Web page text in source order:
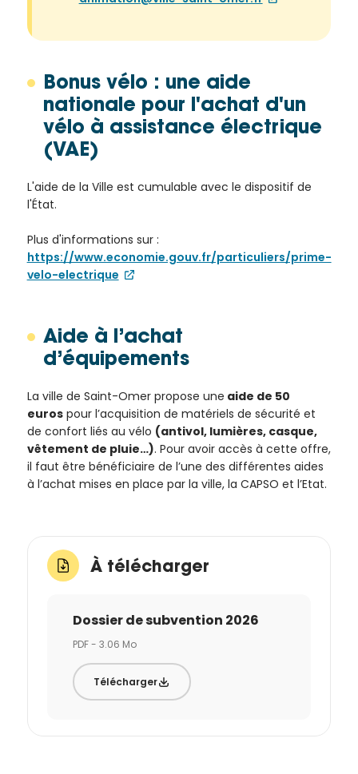
Bonus vélo : une aide
nationale pour l'achat d'un
vélo à assistance électrique
(VAE)
L'aide de la Ville est cumulable avec le dispositif de
l'État.
Plus d'informations sur :
https://www.economie.gouv.fr/particuliers/prime-
velo-electrique
Aide à l’achat
d’équipements
La ville de Saint-Omer propose une aide de 50
eurospour l’acquisition de matériels de sécurité et
de confort liés au vélo (antivol, lumières, casque,
vêtement de pluie…). Pour avoir accès à cette offre,
il faut être bénéficiaire de l’une des différentes aides
à l’achat mises en place par la ville, la CAPSO et l’Etat.
À télécharger
Dossier de subvention 2026
PDF - 3.06 Mo
Télécharger